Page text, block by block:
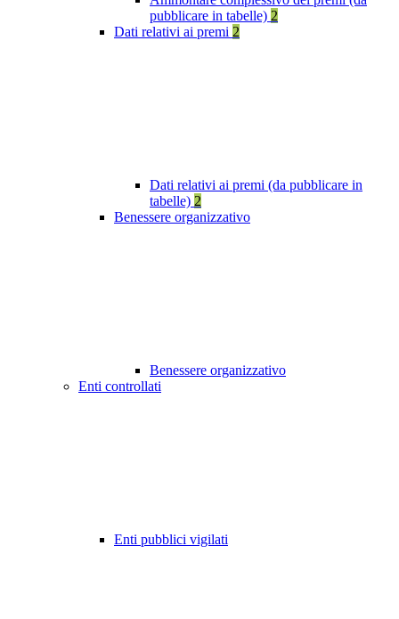
pubblicare in tabelle) 2
Dati relativi ai premi 2
Dati relativi ai premi (da pubblicare in
tabelle) 2
Benessere organizzativo
Benessere organizzativo
Enti controllati
Enti pubblici vigilati